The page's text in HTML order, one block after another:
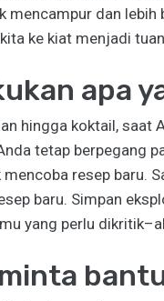
mencampur dan lebih
ke kiat menjadi
apa
hingga koktail, saat
tetap berpegang
resep baru.
baru. Simpan
yang perlu